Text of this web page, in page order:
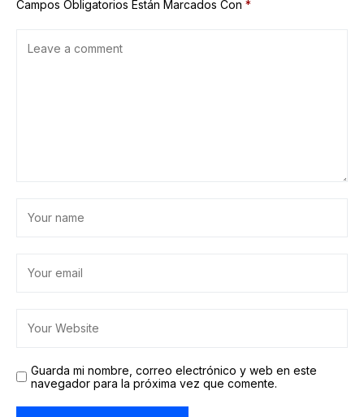
Campos Obligatorios Están Marcados Con *
Guarda mi nombre, correo electrónico y web en este
navegador para la próxima vez que comente.